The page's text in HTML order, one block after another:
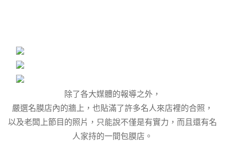
除了各大媒體的報導之外，
嚴選名膜店內的牆上，也貼滿了許多名人來店裡的合照，
以及老闆上節目的照片，只能說不僅是有實力，而且還有名
人家持的一間包膜店。